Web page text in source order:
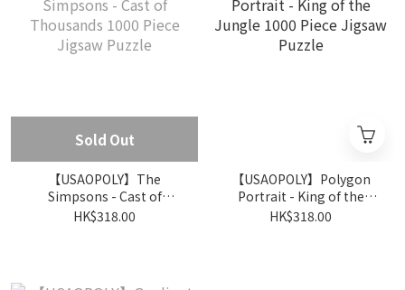
Sold Out
【USAOPOLY】The
Simpsons - Cast of
Thousands 1000 Piece
HK$318.00
【USAOPOLY】Polygon
Portrait - King of the
Jungle 1000 Piece Jigsaw
HK$318.00